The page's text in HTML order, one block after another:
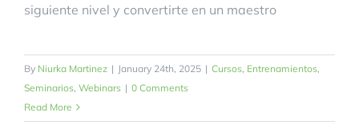
siguiente nivel y convertirte en un maestro
By Niurka Martinez | January 24th, 2025 | Cursos, Entrenamientos,
Seminarios, Webinars | 0 Comments
Read More